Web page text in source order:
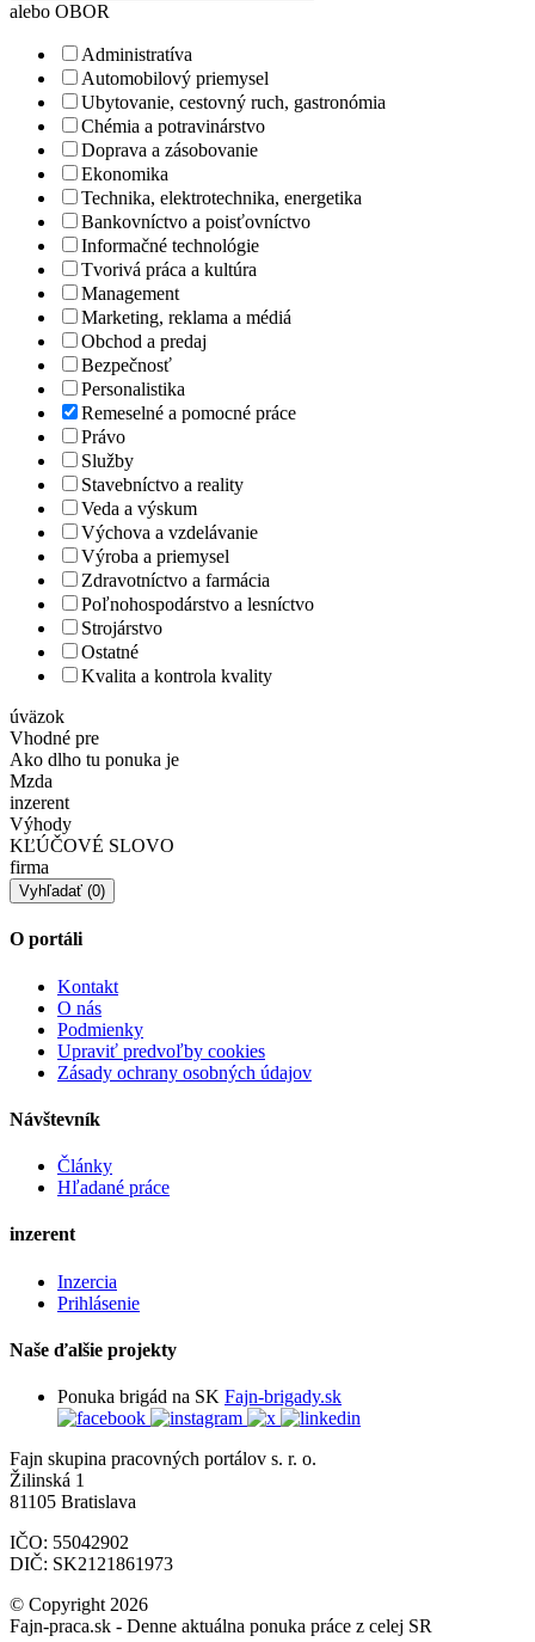
alebo OBOR
Administratíva
Automobilový priemysel
Ubytovanie, cestovný ruch, gastronómia
Chémia a potravinárstvo
Doprava a zásobovanie
Ekonomika
Technika, elektrotechnika, energetika
Bankovníctvo a poisťovníctvo
Informačné technológie
Tvorivá práca a kultúra
Management
Marketing, reklama a médiá
Obchod a predaj
Bezpečnosť
Personalistika
Remeselné a pomocné práce
Právo
Služby
Stavebníctvo a reality
Veda a výskum
Výchova a vzdelávanie
Výroba a priemysel
Zdravotníctvo a farmácia
Poľnohospodárstvo a lesníctvo
Strojárstvo
Ostatné
Kvalita a kontrola kvality
úväzok
Vhodné pre
Ako dlho tu ponuka je
Mzda
inzerent
Výhody
KĽÚČOVÉ SLOVO
firma
O portáli
Kontakt
O nás
Podmienky
Upraviť predvoľby cookies
Zásady ochrany osobných údajov
Návštevník
Články
Hľadané práce
inzerent
Inzercia
Prihlásenie
Naše ďalšie projekty
Ponuka brigád na SK Fajn-brigady.sk
Fajn skupina pracovných portálov s. r. o.
Žilinská 1
81105 Bratislava
IČO: 55042902
DIČ: SK2121861973
© Copyright 2026
Fajn-praca.sk - Denne aktuálna ponuka práce z celej SR